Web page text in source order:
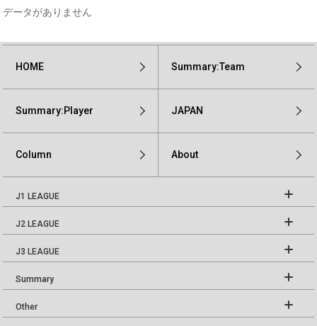
データがありません
HOME Summary:Team
Summary:Player JAPAN
Column About
J1 LEAGUE
J2 LEAGUE
J3 LEAGUE
Summary
Other